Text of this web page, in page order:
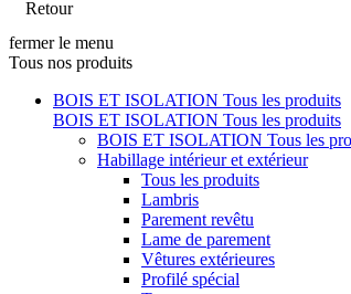
Retour
fermer le menu
Tous nos produits
BOIS ET ISOLATION Tous les produits
BOIS ET ISOLATION Tous les produits
BOIS ET ISOLATION Tous les
Habillage intérieur et extérieur
Tous les produits
Lambris
Parement revêtu
Lame de parement
Vêtures extérieures
Profilé spécial